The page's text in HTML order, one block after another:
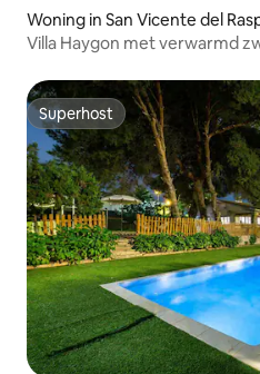
Woning in San Vicente del
Villa Haygon met verwarmd
Superhost
Superhost